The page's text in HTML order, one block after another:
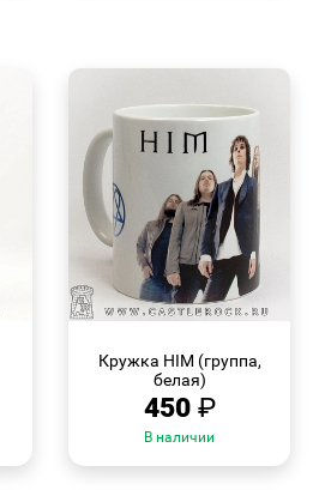
Кружка HIM (группа,
белая)
450 ₽
В наличии